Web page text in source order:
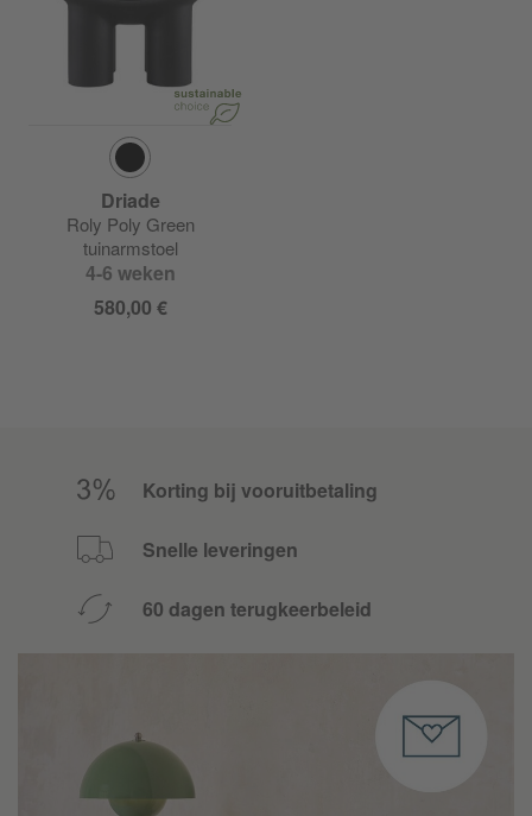
Driade
Roly Poly Green
tuinarmstoel
4-6 weken
580,00 €
Korting bij vooruitbetaling
Snelle leveringen
60 dagen terugkeerbeleid